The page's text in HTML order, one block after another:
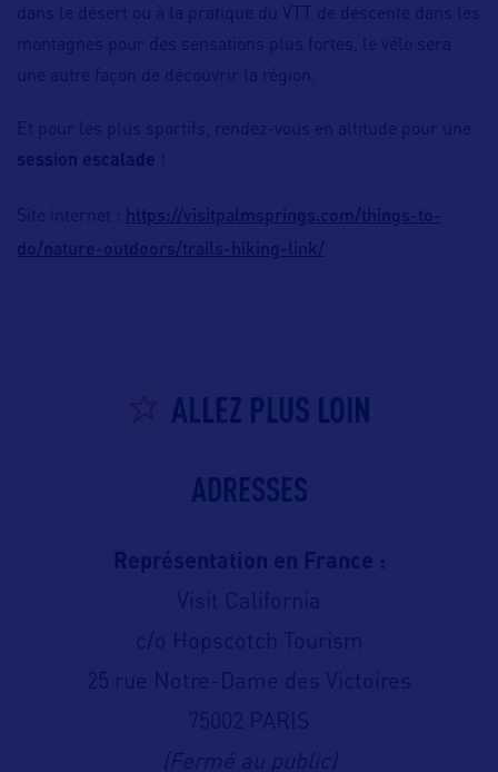
dans le désert ou à la pratique du VTT de descente dans les
montagnes pour des sensations plus fortes, le vélo sera
une autre façon de découvrir la région.
Et pour les plus sportifs, rendez-vous en altitude pour une
session escalade
Site internet : https://visitpalmsprings.com/things-to-
do/nature-outdoors/trails-hiking-link/
ALLEZ PLUS LOIN
ADRESSES
Représentation en France :
Visit California
c/o Hopscotch Tourism
25 rue Notre-Dame des Victoires
75002 PARIS
(Fermé au public)